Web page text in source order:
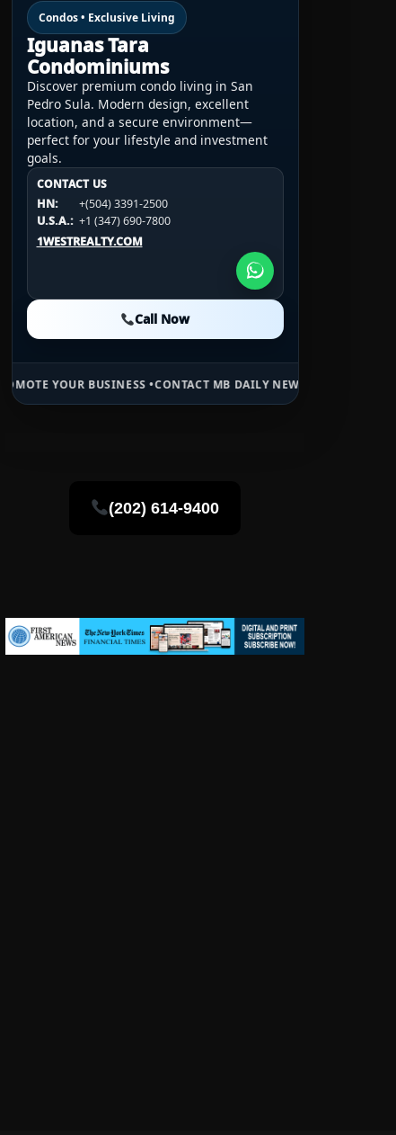
Condos • Exclusive Living
Iguanas Tara
Condominiums
Discover premium condo living in San
Pedro Sula. Modern design, excellent
location, and a secure environment—
perfect for your lifestyle and investment
goals.
CONTACT US
HN:
+(504) 3391-2500
U.S.A.: +1 (347) 690-7800
1WESTREALTY.COM
Call Now
CONTACT US
HN:
+(504) 3391-2500
U.S.A.:
+1 (984) 246-2100
1WESTREALTY.COM
CONTACT US
HN:
+(504) 3391-2500
U.S.A.: +1 (984) 246-2100
1WESTREALTY.COM
Call Now
• CONTACT MB DAILY NEWS •ADVERTISE HERE •
(202) 614-9400